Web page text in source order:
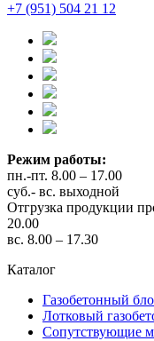
+7 (951) 504 21 12
Режим работы:
пн.-пт. 8.00 – 17.00
суб.- вс. выходной
Отгрузка продукции
20.00
вс. 8.00 – 17.30
Каталог
Газобетонный
Лотковый
Сопутствующие